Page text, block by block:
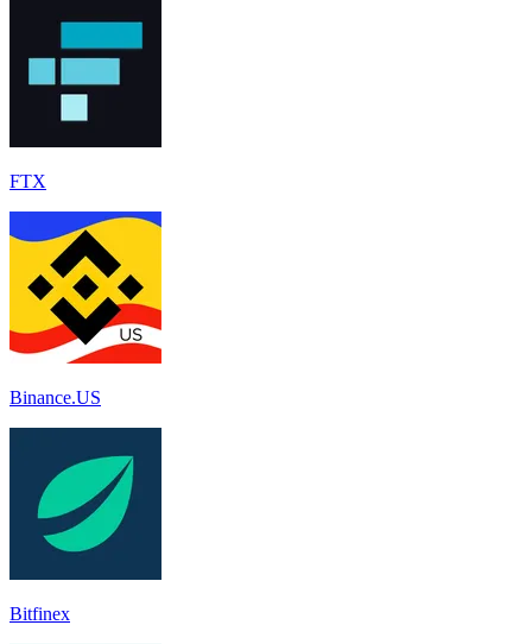
FTX
Binance.US
Bitfinex